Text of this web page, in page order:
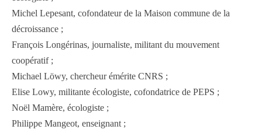
Michel Lepesant, cofondateur de la Maison commune de la
décroissance ;
François Longérinas, journaliste, militant du mouvement
coopératif ;
Michael Löwy, chercheur émérite CNRS ;
Elise Lowy, militante écologiste, cofondatrice de PEPS ;
Noël Mamère, écologiste ;
Philippe Mangeot, enseignant ;